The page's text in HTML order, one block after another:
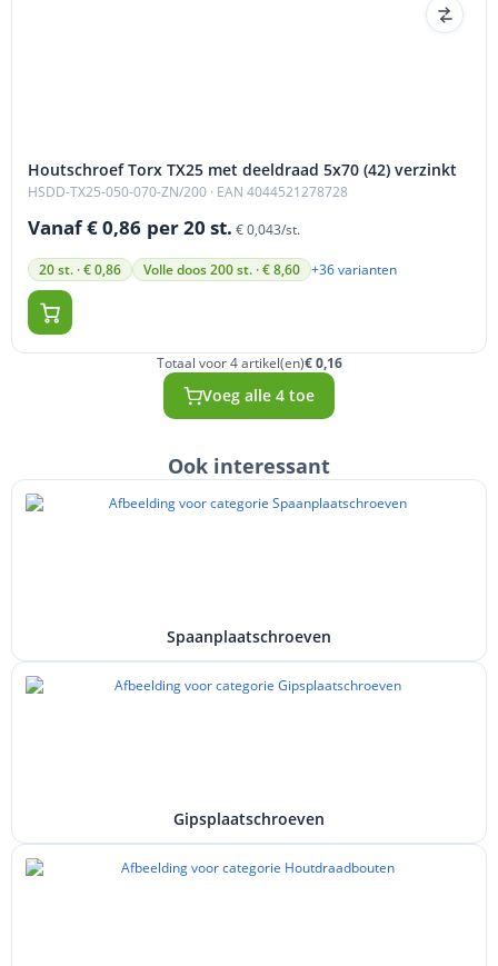
Houtschroef Torx TX25 met deeldraad 5x70 (42) verzinkt
HSDD-TX25-050-070-ZN/200 · EAN 4044521278728
Vanaf € 0,86 per 20 st. € 0,043/st.
20 st. · € 0,86 Volle doos 200 st. · € 8,60 +36 varianten
Totaal voor 4 artikel(en)€ 0,16
Voeg alle 4 toe
Ook interessant
Spaanplaatschroeven
Gipsplaatschroeven